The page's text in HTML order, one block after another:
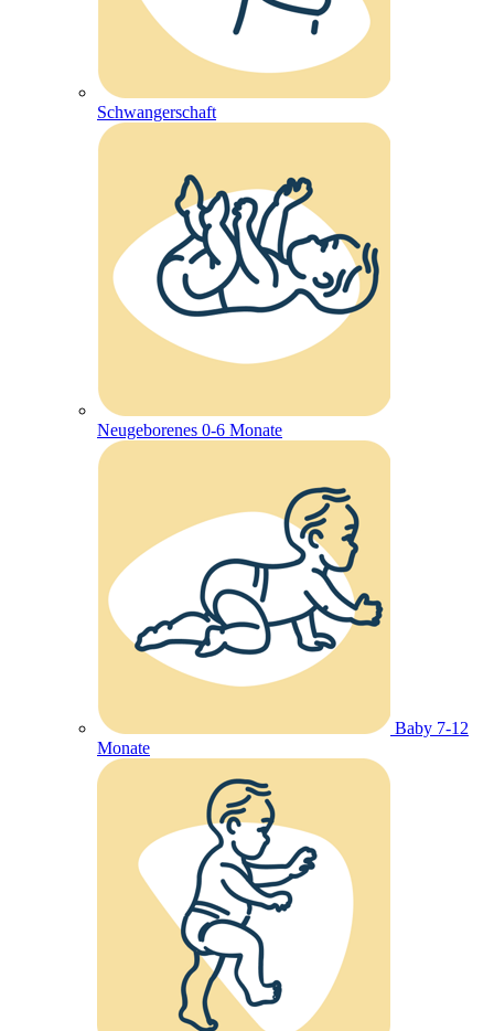
Schwangerschaft
Neugeborenes 0-6 Monate
Baby 7-12
Monate